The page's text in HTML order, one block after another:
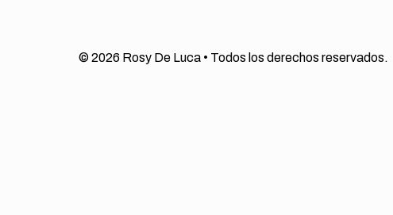
© 2026 Rosy De Luca • Todos los derechos reservados.